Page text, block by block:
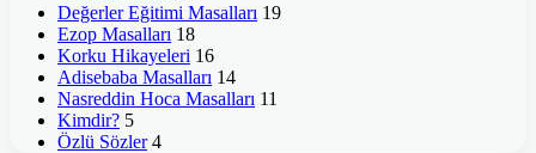
Değerler Eğitimi Masalları 19
Ezop Masalları 18
Korku Hikayeleri 16
Adisebaba Masalları 14
Nasreddin Hoca Masalları 11
Kimdir? 5
Özlü Sözler 4